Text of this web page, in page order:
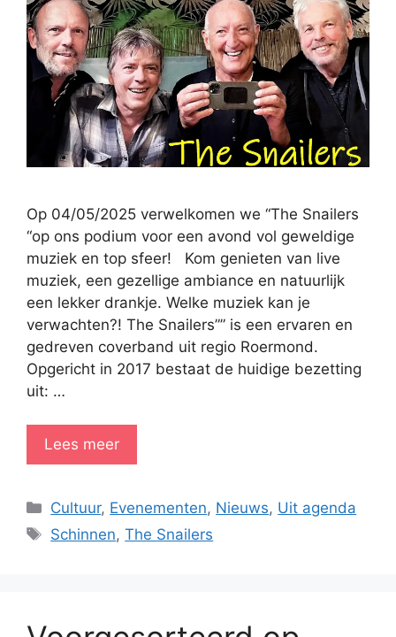
Op 04/05/2025 verwelkomen we “The Snailers
“op ons podium voor een avond vol geweldige
muziek en top sfeer! Kom genieten van live
muziek, een gezellige ambiance en natuurlijk
een lekker drankje. Welke muziek kan je
verwachten?! The Snailers”” is een ervaren en
gedreven coverband uit regio Roermond.
Opgericht in 2017 bestaat de huidige bezetting
uit: …
Lees meer
Categorieën
Cultuur, Evenementen, Nieuws, Uit agenda
Tags
Schinnen,The Snailers